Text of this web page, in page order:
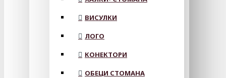
ВИСУЛКИ
ЛОГО
КОНЕКТОРИ
ОБЕЦИ СТОМАНА